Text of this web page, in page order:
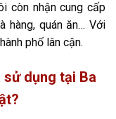
còn nhận cung cấp
hàng, quán ăn… Với
phố lân cận.
dụng tại Ba